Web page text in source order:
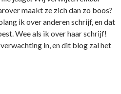
maakt ze zich dan zo boos?
ik over anderen schrijf, en dat
Wee als ik over haar schrijf!
in, en dit blog zal het